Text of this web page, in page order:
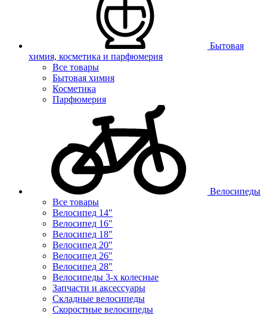
Бытовая
химия, косметика и парфюмерия
Все товары
Бытовая химия
Косметика
Парфюмерия
Велосипеды
Все товары
Велосипед 14"
Велосипед 16"
Велосипед 18"
Велосипед 20"
Велосипед 26"
Велосипед 28"
Велосипеды 3-х колесные
Запчасти и аксессуары
Складные велосипеды
Скоростные велосипеды